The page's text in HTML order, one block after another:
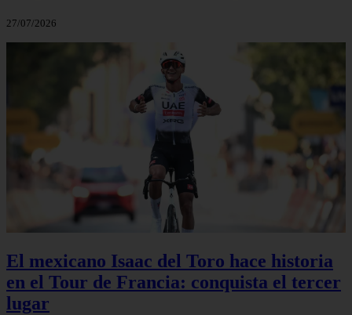
27/07/2026
El mexicano Isaac del Toro hace historia
en el Tour de Francia: conquista el tercer
lugar